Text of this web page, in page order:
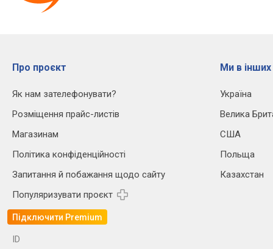
Про проєкт
Як нам зателефонувати?
Розміщення прайс-листів
Магазинам
Політика конфіденційності
Запитання й побажання щодо сайту
Популяризувати проєкт
Підключити Premium
Ми в інших
Україна
Велика
США
Польща
Казахстан
ID